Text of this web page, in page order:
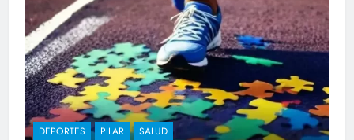
DEPORTES PILAR SALUD